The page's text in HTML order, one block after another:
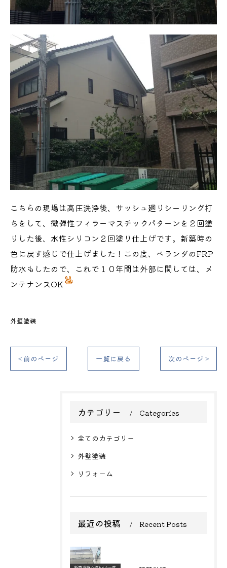
こちらの現場は高圧洗浄後、サッシュ廻りシーリング打
ちをして、微弾性フィラーマスチックパターンを２回塗
りした後、水性シリコン２回塗り仕上げです。新築時の
色に戻す感じで仕上げました！この度、ベランダのFRP
防水もしたので、これで１０年間は外部に関しては、メ
ンテナンスOK
外壁塗装
< 前のページ 一覧に戻る 次のページ >
カテゴリー Categories
全てのカテゴリー
外壁塗装
リフォーム
最近の投稿 Recent Posts